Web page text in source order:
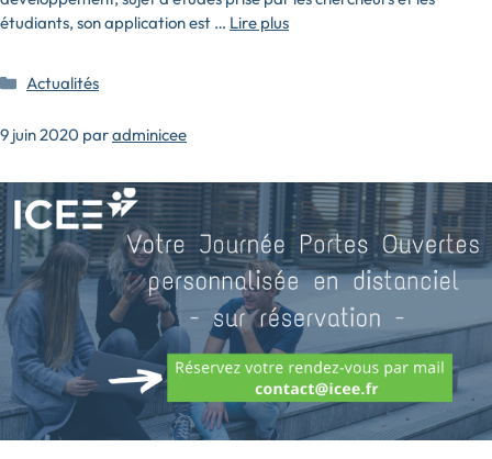
étudiants, son application est … Lire plus
Catégories
Actualités
9 juin 2020 paradminicee